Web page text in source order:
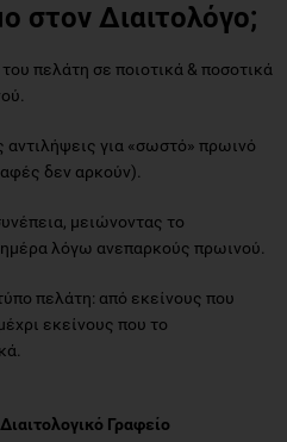
στον Διαιτολόγο;
πελάτη σε ποιοτικά & ποσοτικά
για «σωστό» πρωινό
δεν αρκούν).
μειώνοντας το
λόγω ανεπαρκούς πρωινού.
πελάτη: από εκείνους που
εκείνους που το
Γραφείο